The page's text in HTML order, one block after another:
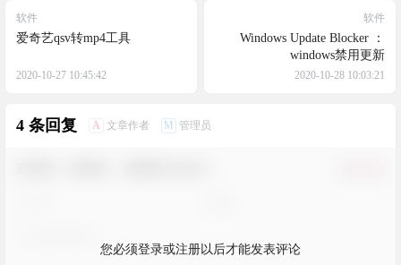
软件
爱奇艺qsv转mp4工具
2020-10-27 10:45:42
软件
Windows Update Blocker ：
windows禁用更新
2020-10-28 10:03:21
4 条回复 A 文章作者 M 管理员
您必须登录或注册以后才能发表评论